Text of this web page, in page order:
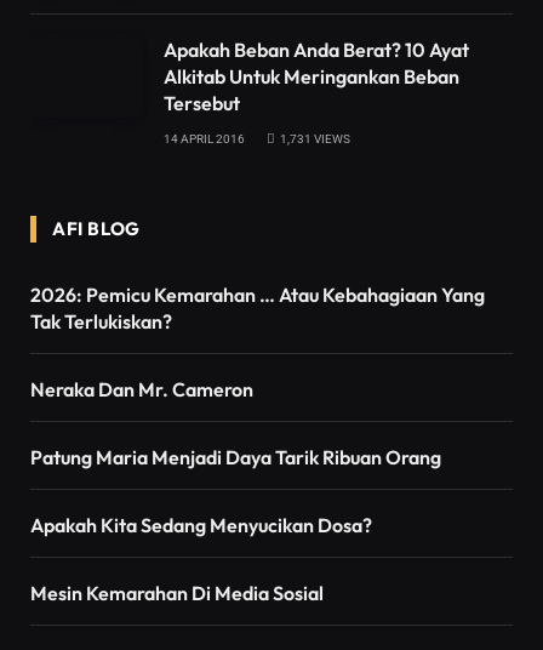
Apakah Beban Anda Berat? 10 Ayat
Alkitab Untuk Meringankan Beban
Tersebut
14 APRIL 2016 1,731 VIEWS
AFI BLOG
2026: Pemicu Kemarahan … Atau Kebahagiaan Yang
Tak Terlukiskan?
Neraka Dan Mr. Cameron
Patung Maria Menjadi Daya Tarik Ribuan Orang
Apakah Kita Sedang Menyucikan Dosa?
Mesin Kemarahan Di Media Sosial